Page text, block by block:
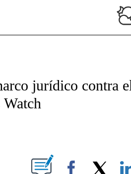
ABOUT NEW PAGES ON "CNN -
jurídico contra
NEW PAGES ON "".